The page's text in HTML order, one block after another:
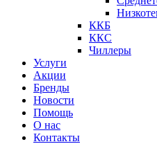
ККБ
ККС
Чиллеры
Услуги
Акции
Бренды
Новости
Помощь
О нас
Контакты